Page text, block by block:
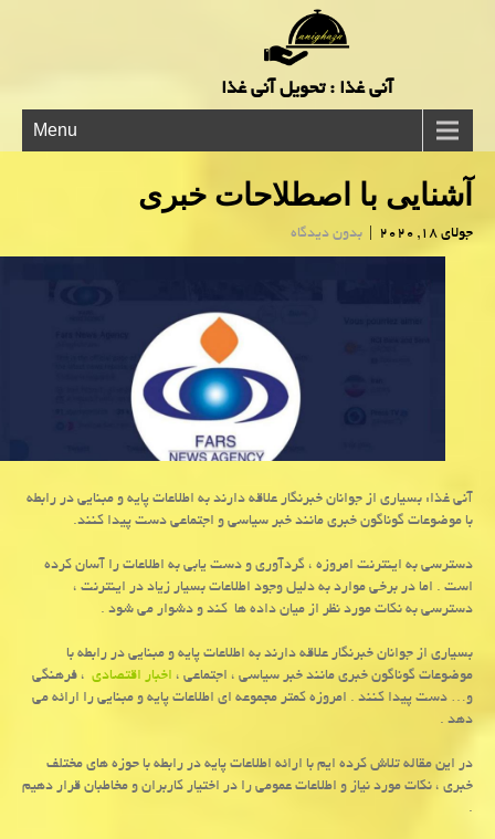
آنی غذا : تحویل آنی غذا
Menu
آشنایی با اصطلاحات خبری
جولای 18, 2020 | بدون دیدگاه
آنی غذا: بسیاری از جوانان خبرنگار علاقه دارند به اطلاعات پایه و مبنایی در رابطه
با موضوعات گوناگون خبری مانند خبر سیاسی و اجتماعی دست پیدا كنند.
دسترسی به اینترنت امروزه ، گردآوری و دست یابی به اطلاعات را آسان کرده
است . اما در برخی موارد به دلیل وجود اطلاعات بسیار زیاد در اینترنت ،
دسترسی به نکات مورد نظر از میان داده ها کند و دشوار می شود .
بسیاری از جوانان خبرنگار علاقه دارند به اطلاعات پایه و مبنایی در رابطه با
موضوعات گوناگون خبری مانند خبر سیاسی ، اجتماعی ،اخبار اقتصادی، فرهنگی
و… دست پیدا کنند . امروزه کمتر مجموعه ای اطلاعات پایه و مبنایی را ارائه می
دهد .
در این مقاله تلاش کرده ایم با ارائه اطلاعات پایه در رابطه با حوزه های مختلف
خبری ، نکات مورد نیاز و اطلاعات عمومی را در اختیار کاربران و مخاطبان قرار دهیم